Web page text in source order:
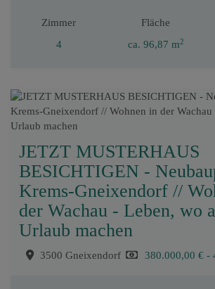
Zimmer
4
Fläche
ca. 96,87 m2
JETZT MUSTERHAUS
BESICHTIGEN -
Krems-Gneixendorf //
der Wachau - Leben, wo
Urlaub machen
3500 Gneixendorf 380.000,00 € -